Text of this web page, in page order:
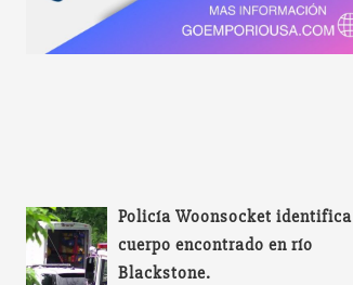
Policía Woonsocket identifica
cuerpo encontrado en río
Blackstone.